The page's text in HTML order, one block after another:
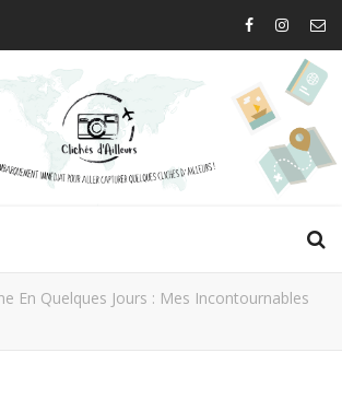
En Quelques Jours : Mes Incontournables